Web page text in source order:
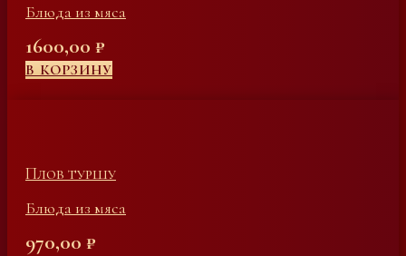
Блюда из мяса
1600,00 ₽
В КОРЗИНУ
Плов туршу
Блюда из мяса
970,00 ₽